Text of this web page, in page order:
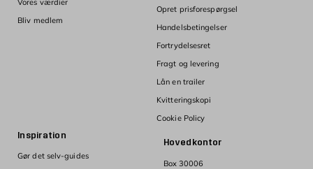
Hovedkontor
Box 30006
Bliv medlem
Opret prisforespørgsel
Handelsbetingelser
Fortrydelsesret
Fragt og levering
Lån en trailer
Kvitteringskopi
Cookie Policy
Inspiration
Gør det selv-guides